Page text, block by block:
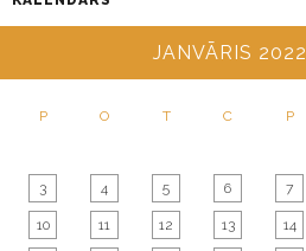
JANVĀRIS 2022
P O T C P
3 4 5 6 7
10 11 12 13 14